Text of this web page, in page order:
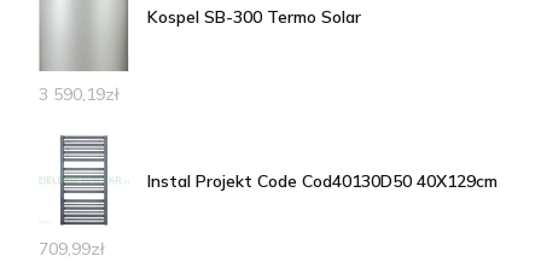
Kospel SB-300 Termo Solar
3 590,19zł
Instal Projekt Code Cod40130D50 40X129cm
709,99zł